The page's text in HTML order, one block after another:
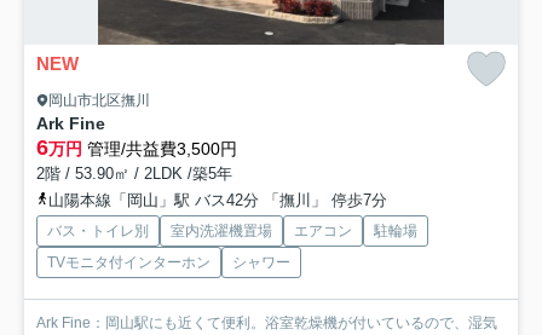
NEW
岡山市北区撫川
Ark Fine
6万円 管理/共益費3,500円
2階 / 53.90㎡ / 2LDK /築5年
山陽本線「岡山」駅 バス42分 「撫川」 停歩7分
バス・トイレ別 室内洗濯機置場 エアコン
駐輪場
TVモニタ付インターホン
シャワー
Ark Fine：岡山駅にも近くて便利。浴室乾燥機が付いているので、湿気